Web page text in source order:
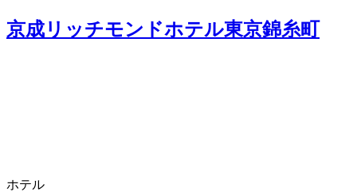
京成リッチモンドホテル東京錦糸町
ホテル